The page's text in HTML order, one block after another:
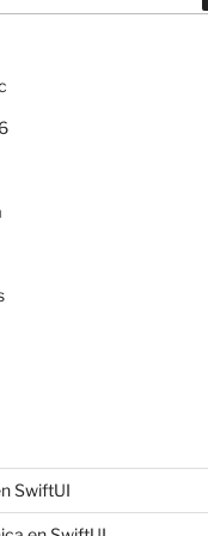
SwiftUI